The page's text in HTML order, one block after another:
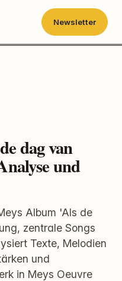
Newsletter
dag van
und
Album 'Als de
zentrale Songs
Texte, Melodien
und
in Meys Oeuvre